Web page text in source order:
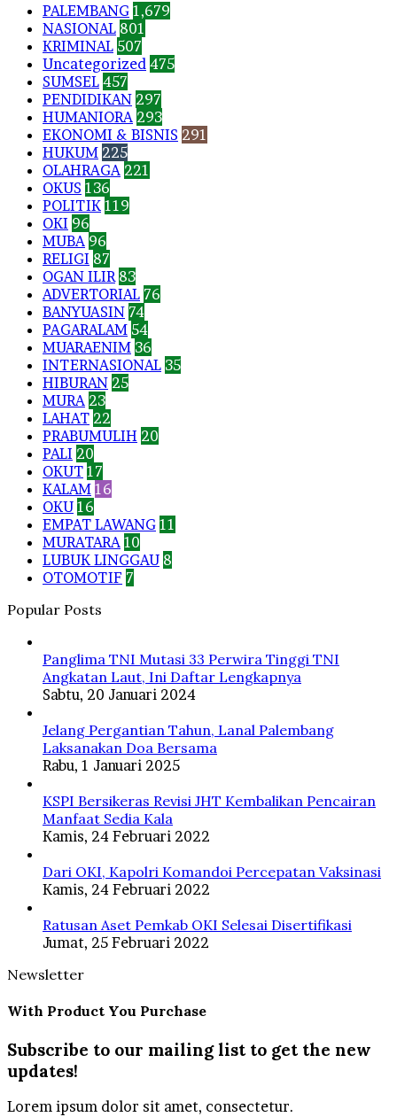
PALEMBANG 1,679
NASIONAL 801
KRIMINAL 507
Uncategorized 475
SUMSEL 457
PENDIDIKAN 297
HUMANIORA 293
EKONOMI & BISNIS 291
HUKUM 225
OLAHRAGA 221
OKUS 136
POLITIK 119
OKI 96
MUBA 96
RELIGI 87
OGAN ILIR 83
ADVERTORIAL 76
BANYUASIN 74
PAGARALAM 54
MUARAENIM 36
INTERNASIONAL 35
HIBURAN 25
MURA 23
LAHAT 22
PRABUMULIH 20
PALI 20
OKUT 17
KALAM 16
OKU 16
EMPAT LAWANG 11
MURATARA 10
LUBUK LINGGAU 8
OTOMOTIF 7
Popular Posts
Panglima TNI Mutasi 33 Perwira Tinggi TNI
Angkatan Laut, Ini Daftar Lengkapnya
Sabtu, 20 Januari 2024
Jelang Pergantian Tahun, Lanal Palembang
Laksanakan Doa Bersama
Rabu, 1 Januari 2025
KSPI Bersikeras Revisi JHT Kembalikan Pencairan
Manfaat Sedia Kala
Kamis, 24 Februari 2022
Dari OKI, Kapolri Komandoi Percepatan Vaksinasi
Kamis, 24 Februari 2022
Ratusan Aset Pemkab OKI Selesai Disertifikasi
Jumat, 25 Februari 2022
Newsletter
With Product You Purchase
Subscribe to our mailing list to get the new
updates!
Lorem ipsum dolor sit amet, consectetur.